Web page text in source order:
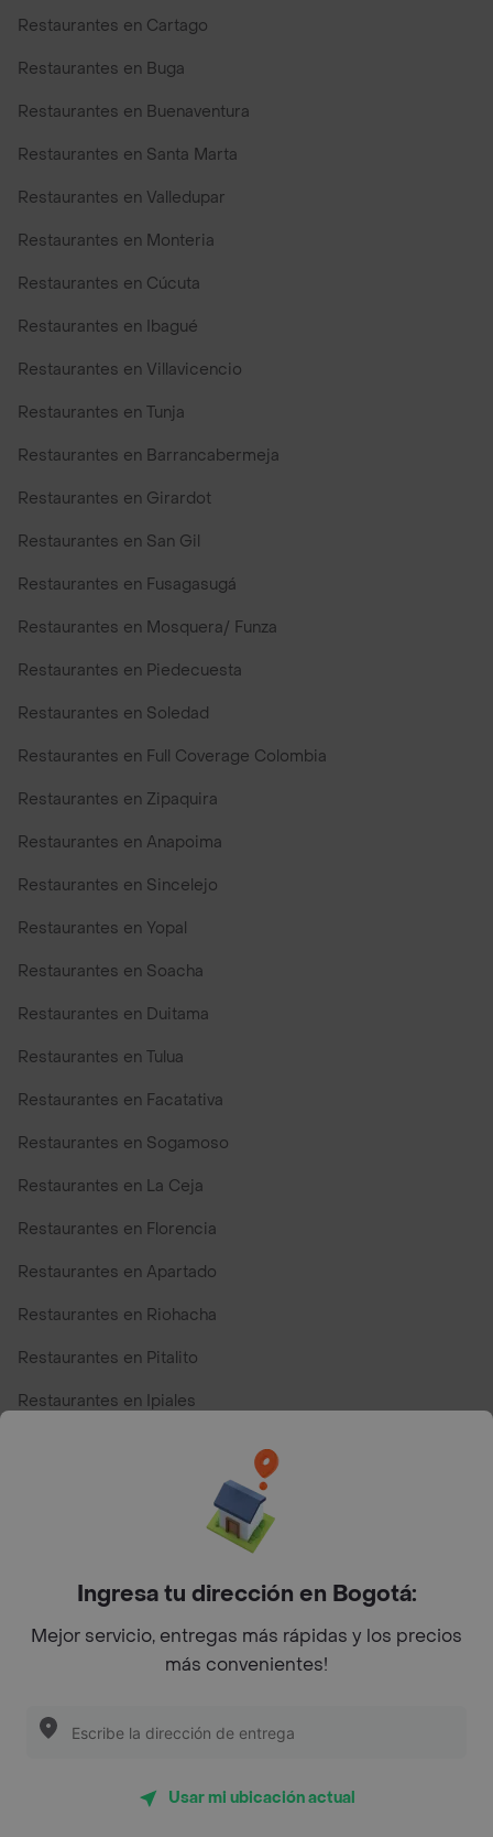
Restaurantes en Cartago
Restaurantes en Buga
Restaurantes en Buenaventura
Restaurantes en Santa Marta
Restaurantes en Valledupar
Restaurantes en Monteria
Restaurantes en Cúcuta
Restaurantes en Ibagué
Restaurantes en Villavicencio
Restaurantes en Tunja
Restaurantes en Barrancabermeja
Restaurantes en Girardot
Restaurantes en San Gil
Restaurantes en Fusagasugá
Restaurantes en Mosquera/ Funza
Restaurantes en Piedecuesta
Restaurantes en Soledad
Restaurantes en Full Coverage Colombia
Restaurantes en Zipaquira
Restaurantes en Anapoima
Restaurantes en Sincelejo
Restaurantes en Yopal
Restaurantes en Soacha
Restaurantes en Duitama
Restaurantes en Tulua
Restaurantes en Facatativa
Restaurantes en Sogamoso
Restaurantes en La Ceja
Restaurantes en Florencia
Restaurantes en Apartado
Restaurantes en Riohacha
Restaurantes en Pitalito
Restaurantes en Ipiales
Top Marcas y Cadenas de Restaurantes
Encuéntranos en estos países
App Store Google play
Restaurantes cerca de mi para pedir Comida a Domicilio -
Ingresa tu dirección en Bogotá:
Mejor servicio, entregas más rápidas y los precios
más convenientes!
Usar mi ubicación actual